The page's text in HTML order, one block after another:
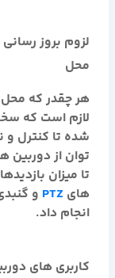
لزوم بروز
محل
هر چقدر که محل
لازم است که سخت
شده تا کنترل و
توان از دوربین
تا میزان
های PTZ و
انجام داد.
کاربری های